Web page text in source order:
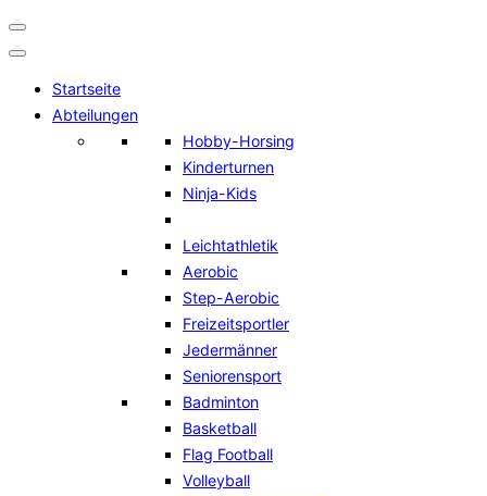
Navigation
umschalten
Startseite
Abteilungen
Hobby-Horsing
Kinderturnen
Ninja-Kids
Leichtathletik
Aerobic
Step-Aerobic
Freizeitsportler
Jedermänner
Seniorensport
Badminton
Basketball
Flag Football
Volleyball